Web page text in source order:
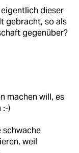
dieser
gebracht, so als
gegenüber?
machen will, es
:-)
schwache
weil